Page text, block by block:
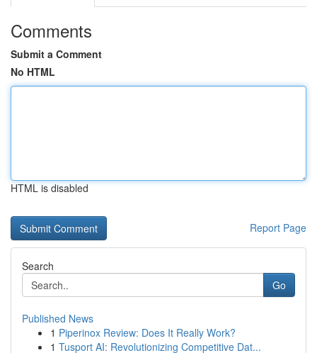
Comments
Submit a Comment
No HTML
HTML is disabled
Report Page
Search
Go
Published News
1 Piperinox Review: Does It Really Work?
1 Tusport AI: Revolutionizing Competitive Dat...